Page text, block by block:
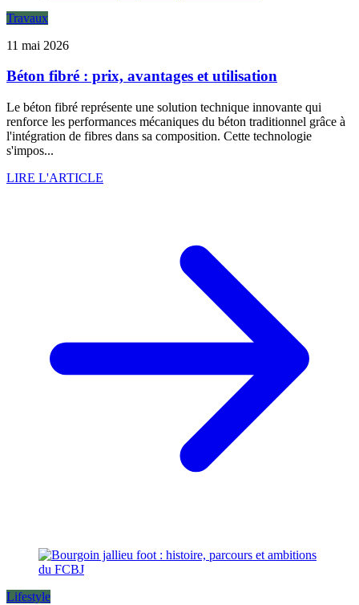
Travaux
11 mai 2026
Béton fibré : prix, avantages et utilisation
Le béton fibré représente une solution technique innovante qui
renforce les performances mécaniques du béton traditionnel grâce à
l'intégration de fibres dans sa composition. Cette technologie
s'impos...
LIRE L'ARTICLE
Lifestyle